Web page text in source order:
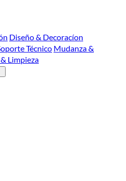
Diseño & Decoracíon
Técnico Mudanza &
Limpieza